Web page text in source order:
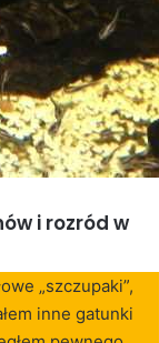
i rozród w
„szczupaki”,
inne gatunki